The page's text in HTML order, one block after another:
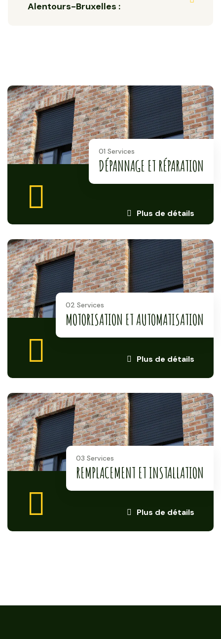
Alentours-Bruxelles :
Plus de détails
01 Services
DÉPANNAGE ET RÉPARATION
Plus de détails
02 Services
MOTORISATION ET AUTOMATISATION
Plus de détails
03 Services
REMPLACEMENT ET INSTALLATION